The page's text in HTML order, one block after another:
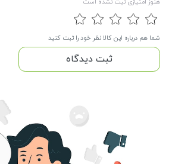
هنوز امتیازی ثبت نشده است
شما هم درباره این کالا نظر خود را ثبت کنید
ثبت دیدگاه